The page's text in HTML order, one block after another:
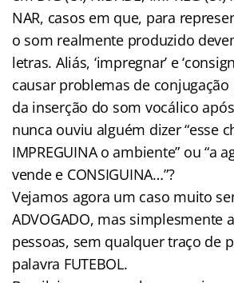
NAR, casos em que, para
o som realmente produzido
letras. Aliás, ‘impregnar’ e
causar problemas de
da inserção do som vocálico
nunca ouviu alguém dizer “esse
IMPREGUINA o ambiente” ou “a
vende e CONSIGUINA…”?
Vejamos agora um caso muito
ADVOGADO, mas simplesmente
pessoas, sem qualquer traço de
palavra FUTEBOL.